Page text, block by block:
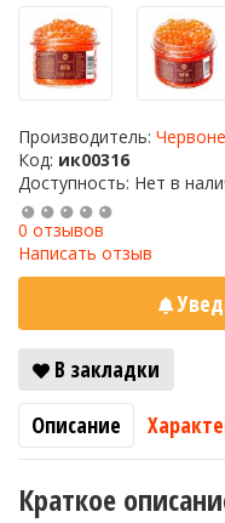
Производитель:
Код: ик00316
Доступность: Нет в
0 отзывов
Написать отзыв
В закладки
Описание
Краткое